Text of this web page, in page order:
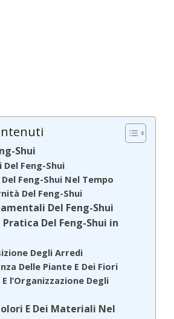
Shui
Del Feng-Shui
Del Feng-Shui Nel Tempo
Del Feng-Shui
Del Feng-Shui
Del Feng-Shui in
Degli Arredi
Delle Piante E Dei Fiori
E l’Organizzazione Degli
E Dei Materiali Nel